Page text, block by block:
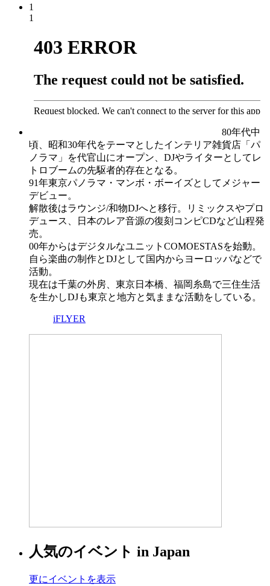
1
1
80年代中
頃、昭和30年代をテーマとしたインテリア雑貨店「パ
ノラマ」を代官山にオープン、DJやライターとしてレ
トロブームの先駆者的存在となる。
91年東京パノラマ・マンボ・ボーイズとしてメジャー
デビュー。
解散後はラウンジ/和物DJへと移行。リミックスやプロ
デュース、日本のレア音源の復刻コンピCDなど山程発
売。
00年からはデジタルなユニットCOMOESTASを始動。
自ら楽曲の制作とDJとして国内からヨーロッパなどで
活動。
現在は千葉の外房、東京日本橋、福岡糸島で三住生活
を生かしDJも東京と地方と気ままな活動をしている。
iFLYER
人気のイベント in Japan
更にイベントを表示